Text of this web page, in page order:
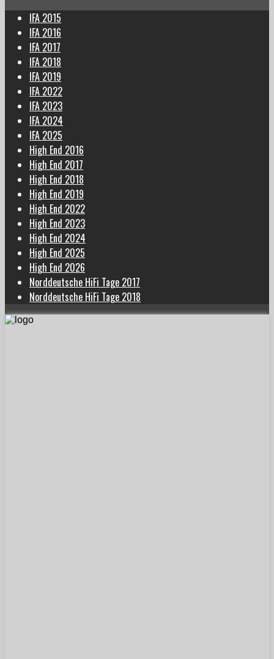
IFA 2015
IFA 2016
IFA 2017
IFA 2018
IFA 2019
IFA 2022
IFA 2023
IFA 2024
IFA 2025
High End 2016
High End 2017
High End 2018
High End 2019
High End 2022
High End 2023
High End 2024
High End 2025
High End 2026
Norddeutsche HiFi Tage 2017
Norddeutsche HiFi Tage 2018